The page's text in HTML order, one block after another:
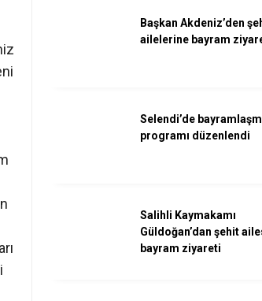
Başkan Akdeniz’den
ailelerine bayram
Selendi’de
programı düzenlendi
Salihli Kaymakamı
Güldoğan’dan şehit
bayram ziyareti